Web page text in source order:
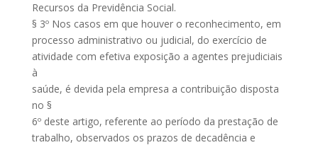
Recursos da Previdência Social.
§ 3º Nos casos em que houver o reconhecimento, em
processo administrativo ou judicial, do exercício de
atividade com efetiva exposição a agentes prejudiciais
à
saúde, é devida pela empresa a contribuição disposta
no §
6º deste artigo, referente ao período da prestação de
trabalho, observados os prazos de decadência e